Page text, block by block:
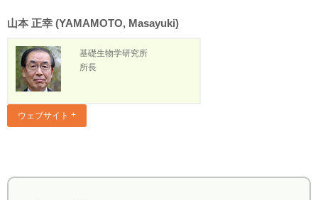
山本 正幸 (YAMAMOTO, Masayuki)
基礎生物学研究所
所長
ウェブサイト